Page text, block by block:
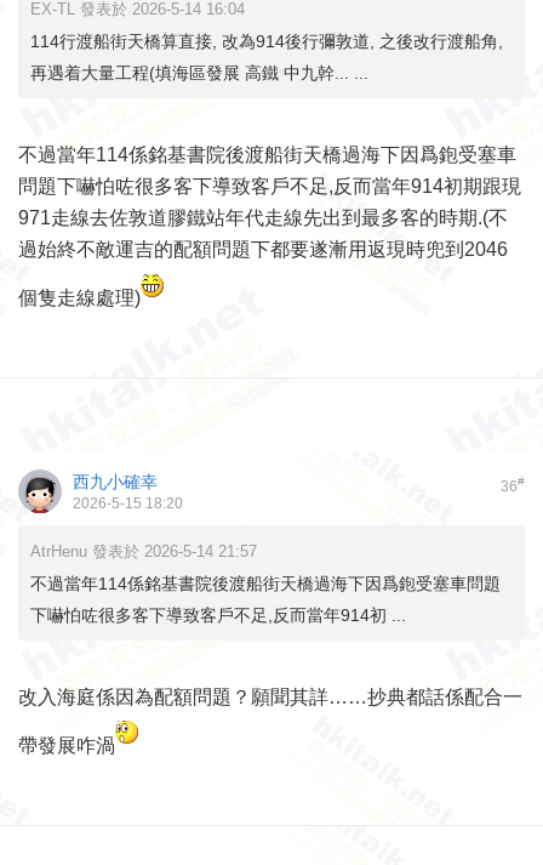
EX-TL 發表於 2026-5-14 16:04
114行渡船街天橋算直接, 改為914後行彌敦道, 之後改行渡船角,
再遇着大量工程(填海區發展 高鐵 中九幹... ...
不過當年114係銘基書院後渡船街天橋過海下因爲鉋受塞車
問題下嚇怕咗很多客下導致客戶不足,反而當年914初期跟現
971走線去佐敦道膠鐵站年代走線先出到最多客的時期.(不
過始終不敵運吉的配額問題下都要遂漸用返現時兜到2046
個隻走線處理)
36#
西九小確幸
2026-5-15 18:20
AtrHenu 發表於 2026-5-14 21:57
不過當年114係銘基書院後渡船街天橋過海下因爲鉋受塞車問題
下嚇怕咗很多客下導致客戶不足,反而當年914初 ...
改入海庭係因為配額問題？願聞其詳……抄典都話係配合一
帶發展咋渦